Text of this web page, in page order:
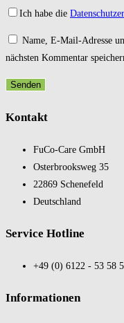
Ich habe die
Name, E-Mail-Adresse
nächsten Kommentar
Kontakt
FuCo-Care GmbH
Oster­brooks­weg 35
22869 Schene­feld
Deutsch­land
Service Hotline
+49 (0) 6122 - 53 58
In­for­ma­tio­nen